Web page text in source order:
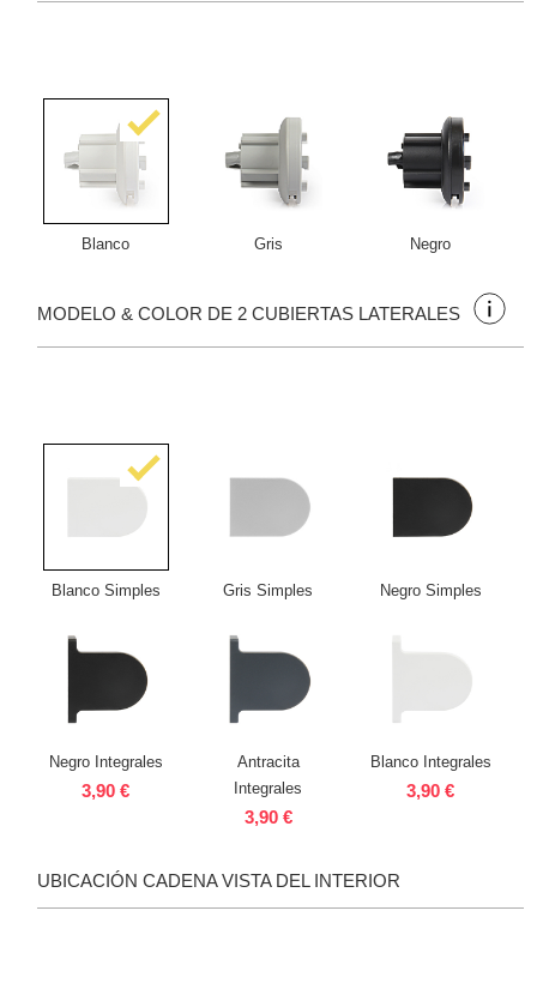
Blanco Gris Negro
MODELO & COLOR DE 2 CUBIERTAS LATERALES
Blanco Simples Gris Simples Negro Simples
Negro Integrales
3,90 €
Antracita
Integrales
3,90 €
Blanco Integrales
3,90 €
UBICACIÓN CADENA VISTA DEL INTERIOR